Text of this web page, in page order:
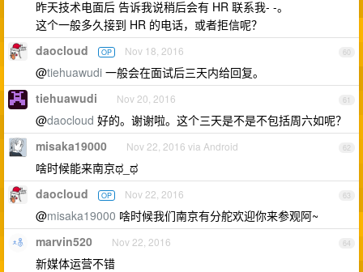
昨天技术电面后 告诉我说稍后会有 HR 联系我- -。
这个一般多久接到 HR 的电话，或者拒信呢？
60
daocloud OP Nov 18, 2016
@tiehuawudi 一般会在面试后三天内给回复。
61
tiehuawudi Nov 20, 2016
@daocloud 好的。谢谢啦。这个三天是不是不包括周六如呢？
62
misaka19000 Nov 22, 2016 via Android
啥时候能来南京ಥ_ಥ
63
daocloud OP Nov 22, 2016
@misaka19000 啥时候我们南京有分舵欢迎你来参观阿~
64
marvin520 Nov 22, 2016
新媒体运营不错